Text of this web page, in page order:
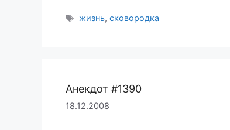
Метки
жизнь,сковородка
Анекдот #1390
18.12.2008